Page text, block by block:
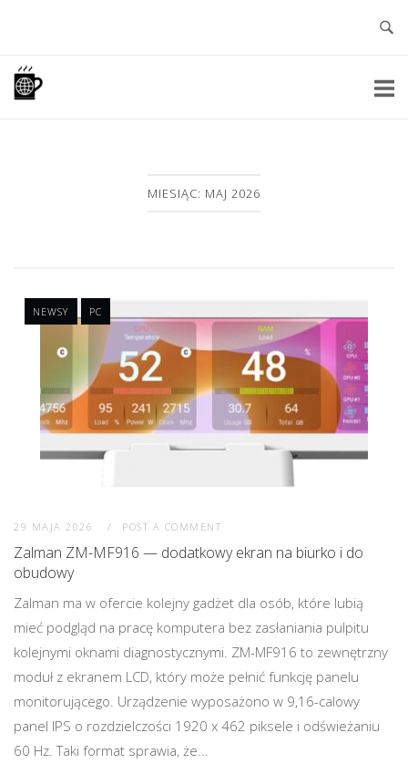
content
Home
MIESIĄC: MAJ 2026
NEWSY PC
29 MAJA 2026 POST A COMMENT
Zalman ZM-MF916 — dodatkowy ekran na biurko i do
obudowy
Zalman ma w ofercie kolejny gadżet dla osób, które lubią
mieć podgląd na pracę komputera bez zasłaniania pulpitu
kolejnymi oknami diagnostycznymi. ZM-MF916 to zewnętrzny
moduł z ekranem LCD, który może pełnić funkcję panelu
monitorującego. Urządzenie wyposażono w 9,16-calowy
panel IPS o rozdzielczości 1920 x 462 piksele i odświeżaniu
60 Hz. Taki format sprawia, że...